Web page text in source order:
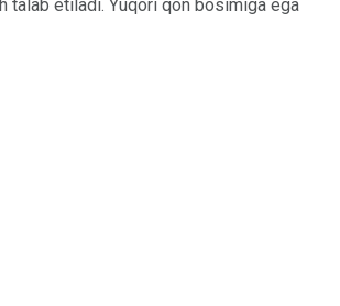
talab etiladi. Yuqori qon bosimiga ega